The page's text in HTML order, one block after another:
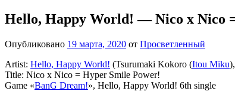
Hello, Happy World! — Nico x Nico
Опубликовано 19 марта, 2020 от Просветленный
Artist: Hello, Happy World! (Tsurumaki Kokoro (Itou Miku
Title: Nico x Nico = Hyper Smile Power!
Game «BanG Dream!», Hello, Happy World! 6th single